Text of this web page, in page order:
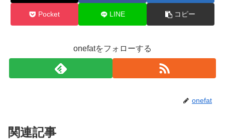
Pocket LINE コピー
onefatをフォローする
onefat
関連記事